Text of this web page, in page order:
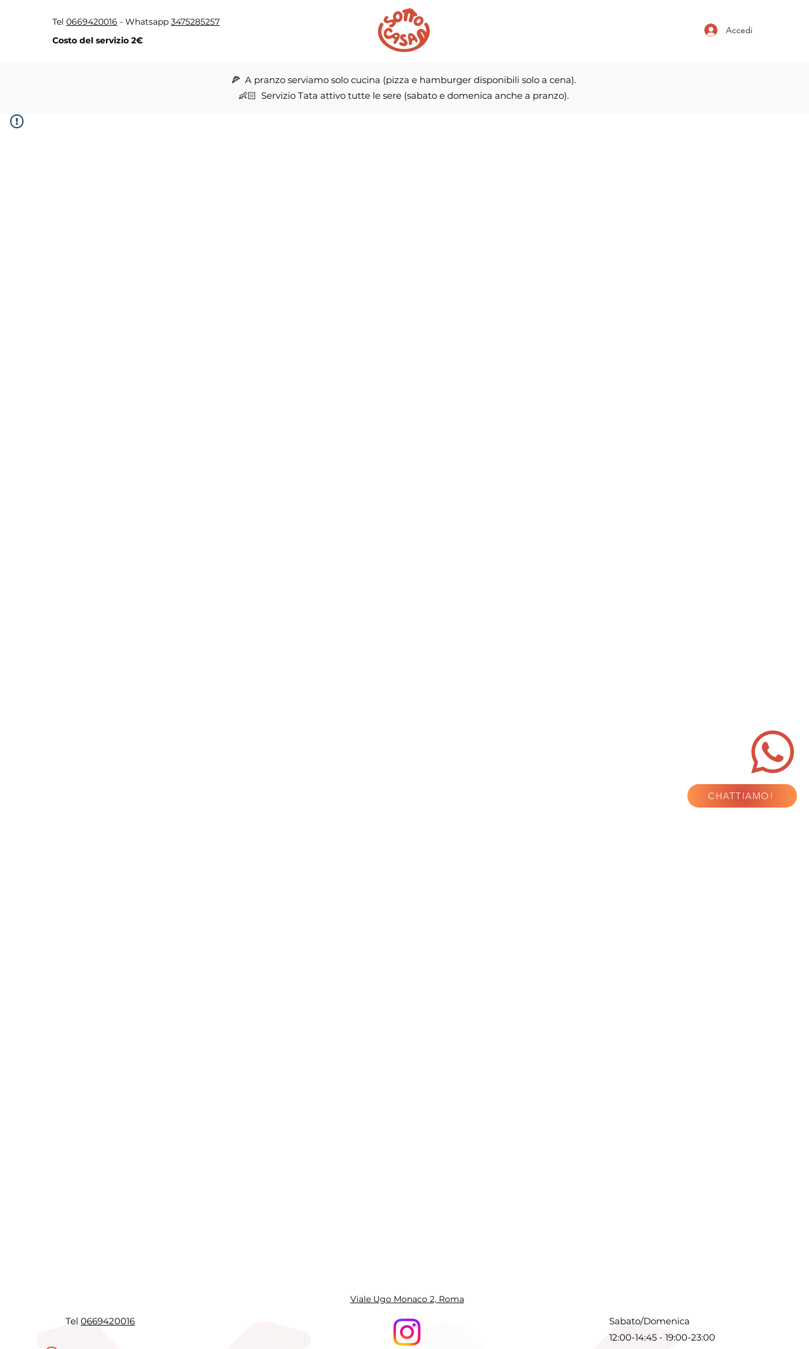
Tel 0669420016 - Whatsapp 3475285257
Costo del servizio 2€
Accedi
🍕 A pranzo serviamo solo cucina (pizza e hamburger disponibili solo a cena).
👶🏻 Servizio Tata attivo tutte le sere (sabato e domenica anche a pranzo).
CHATTIAMO!
Tel 0669420016
Viale Ugo Monaco 2, Roma
Sabato/Domenica
12:00-14:45 - 19:00-23:00